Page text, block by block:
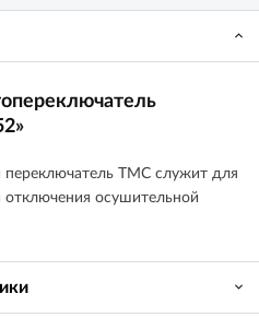
TMC cлужит для
отключения осушительной